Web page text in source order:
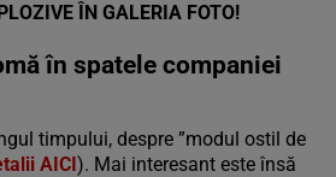
ÎN GALERIA FOTO!
în spatele companiei
timpului, despre ”modul ostil de
AICI). Mai interesant este însă